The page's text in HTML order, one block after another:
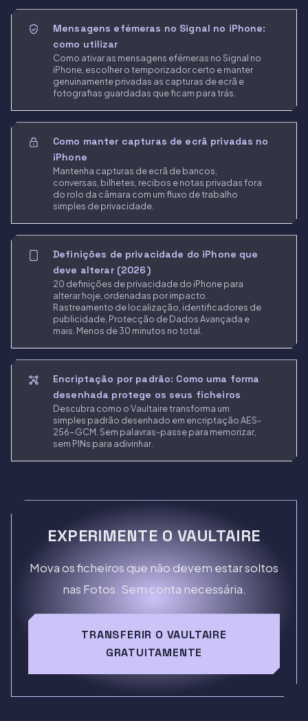
Mensagens efémeras no Signal no iPhone:
como utilizar
Como ativar as mensagens efémeras no Signal no
iPhone, escolher o temporizador certo e manter
genuinamente privadas as capturas de ecrã e
fotografias guardadas que ficam para trás.
Como manter capturas de ecrã privadas no
iPhone
Mantenha capturas de ecrã de bancos,
conversas, bilhetes, recibos e notas privadas fora
do rolo da câmara com um fluxo de trabalho
simples de privacidade.
Definições de privacidade do iPhone que
deve alterar (2026)
20 definições de privacidade do iPhone para
alterar hoje, ordenadas por impacto.
Rastreamento de localização, identificadores de
publicidade, Protecção de Dados Avançada e
mais. Menos de 30 minutos no total.
Encriptação por padrão: Como uma forma
desenhada protege os seus ficheiros
Descubra como o Vaultaire transforma um
simples padrão desenhado em encriptação AES-
256-GCM. Sem palavras-passe para memorizar,
sem PINs para adivinhar.
EXPERIMENTE O VAULTAIRE
Mova os ficheiros que não devem estar soltos
nas Fotos. Sem conta necessária.
TRANSFERIR O VAULTAIRE
GRATUITAMENTE